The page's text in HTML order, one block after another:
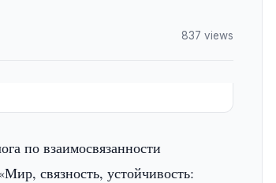
837 views
по взаимосвязанности
связность, устойчивость: